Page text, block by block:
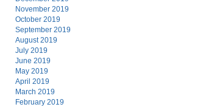
November 2019
October 2019
September 2019
August 2019
July 2019
June 2019
May 2019
April 2019
March 2019
February 2019